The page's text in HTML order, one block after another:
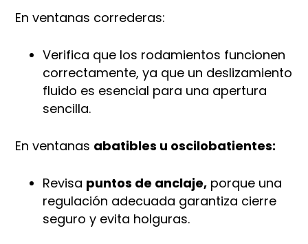
En ventanas correderas:
Verifica que los rodamientos funcionen
correctamente, ya que un deslizamiento
fluido es esencial para una apertura
sencilla.
En ventanas abatibles u oscilobatientes:
Revisa puntos de anclaje, porque una
regulación adecuada garantiza cierre
seguro y evita holguras.